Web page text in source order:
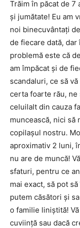
Trăim în păcat de 7
şi jumătate! Eu am
noi binecuvântaţi
de fiecare dată, dar
problemă este că
am împăcat şi de
scandaluri, ce să
certa foarte rău,
celuilalt din cauza
muncească, nici să
copilaşul nostru.
aproximativ 2 luni,
nu are de muncă!
sfaturi, pentru ce
mai exact, să pot
putem căsători şi
o familie liniştită!
cuviinţă sau dacă